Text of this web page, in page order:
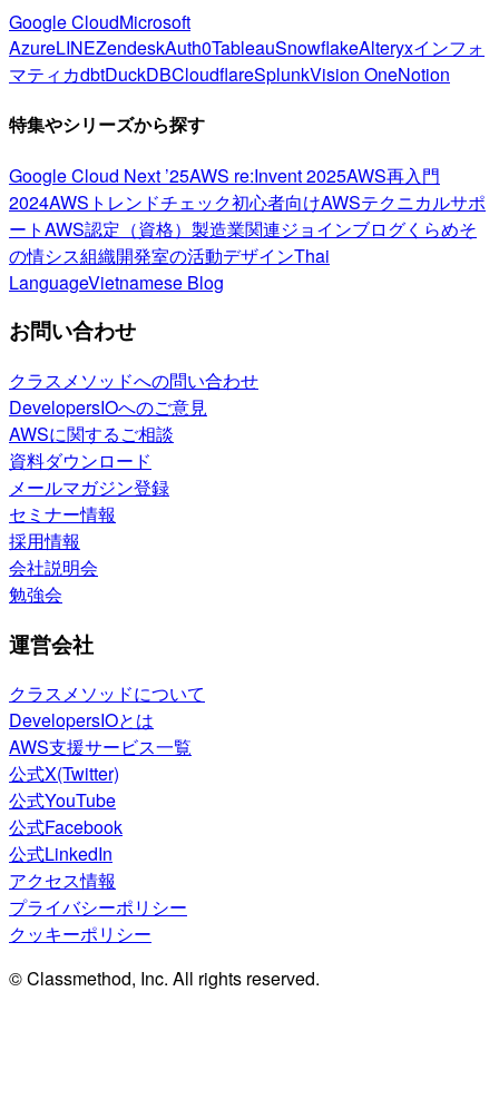
Google CloudMicrosoft
AzureLINEZendeskAuth0TableauSnowflakeAlteryxインフォ
マティカdbtDuckDBCloudflareSplunkVision OneNotion
特集やシリーズから探す
Google Cloud Next ’25AWS re:Invent 2025AWS再入門
2024AWSトレンドチェック初心者向けAWSテクニカルサポ
ートAWS認定（資格） 製造業関連ジョインブログくらめそ
の情シス組織開発室の活動デザインThai
LanguageVietnamese Blog
お問い合わせ
クラスメソッドへの問い合わせ
DevelopersIOへのご意見
AWSに関するご相談
資料ダウンロード
メールマガジン登録
セミナー情報
採用情報
会社説明会
勉強会
運営会社
クラスメソッドについて
DevelopersIOとは
AWS支援サービス一覧
公式X(Twitter)
公式YouTube
公式Facebook
公式LinkedIn
アクセス情報
プライバシーポリシー
クッキーポリシー
© Classmethod, Inc. All rights reserved.